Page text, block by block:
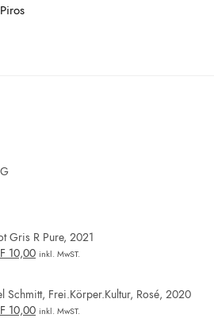
Gris R Pure, 2021
10,00 inkl. MwST.
Schmitt, Frei.Körper.Kultur, Rosé, 2020
10,00 inkl. MwST.